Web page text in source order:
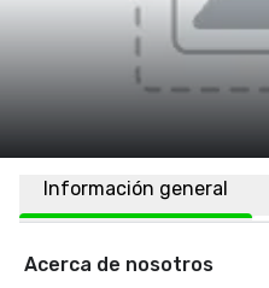
Información general
Acerca de nosotros